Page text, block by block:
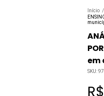
Início /
em
SKU: